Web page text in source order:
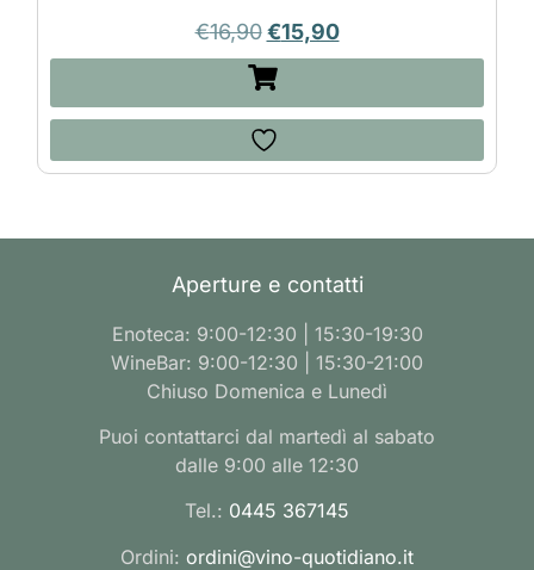
€16,90 €15,90
Aperture e contatti
Enoteca: 9:00-12:30 | 15:30-19:30
WineBar: 9:00-12:30 | 15:30-21:00
Chiuso Domenica e Lunedì
Puoi contattarci dal martedì al sabato
dalle 9:00 alle 12:30
Tel.: 0445 367145
Ordini: ordini@vino-quotidiano.it